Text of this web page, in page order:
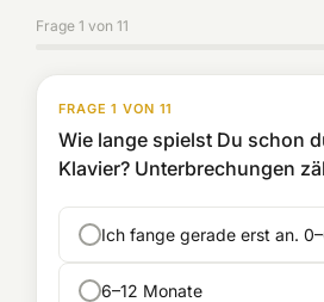
Frage 1 von 11
FRAGE 1 VON 11
Wie lange spielst Du schon
Klavier? Unterbrechungen
Ich fange gerade erst an.
6–12 Monate